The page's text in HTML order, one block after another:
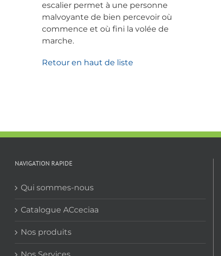
escalier permet à une personne
malvoyante de bien percevoir où
commence et où fini la volée de
marche.
Retour en haut de liste
NAVIGATION RAPIDE
Qui sommes-nous
Catalogue ACceciaa
Nos produits